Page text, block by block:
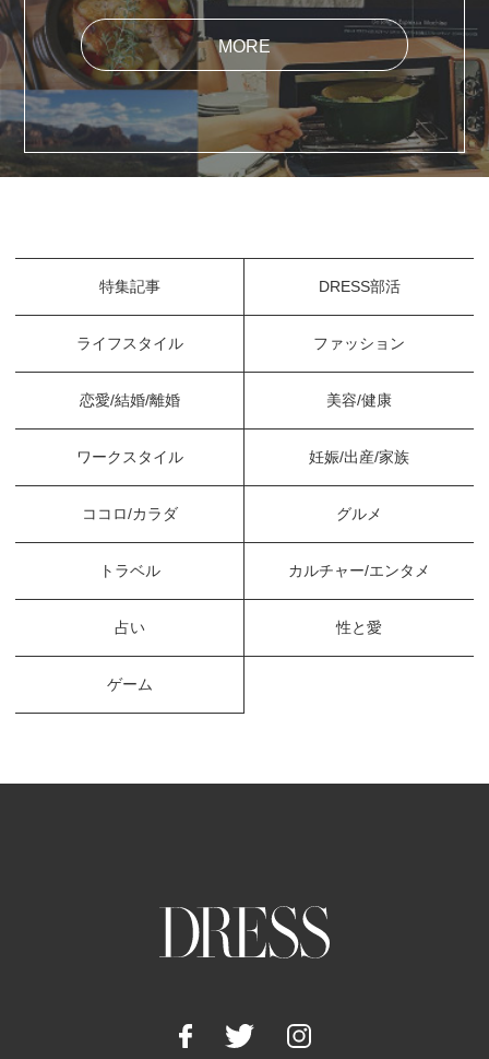
MORE
特集記事 DRESS部活
ライフスタイル ファッション
恋愛/結婚/離婚 美容/健康
ワークスタイル 妊娠/出産/家族
ココロ/カラダ グルメ
トラベル カルチャー/エンタメ
占い 性と愛
ゲーム